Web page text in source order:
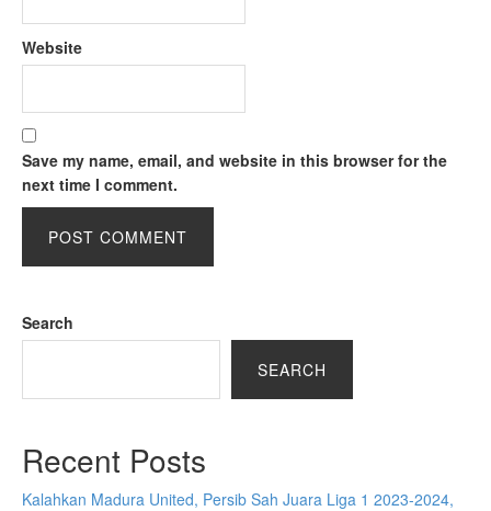
Website
Save my name, email, and website in this browser for the
next time I comment.
Search
SEARCH
Recent Posts
Kalahkan Madura United, Persib Sah Juara Liga 1 2023-2024,